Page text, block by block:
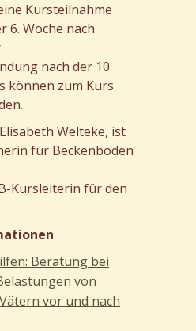
Kursteilnahme
6. Woche nach
nach der 10.
können zum Kurs
Welteke, ist
für Beckenboden
Kursleiterin für den
Beratung bei
von
vor und nach